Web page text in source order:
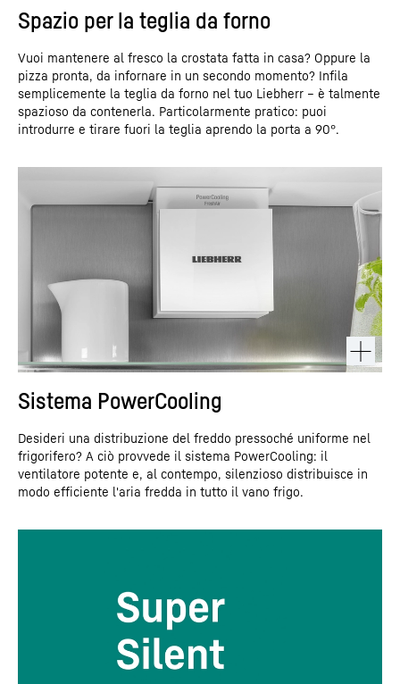
Spazio per la teglia da forno
Vuoi mantenere al fresco la crostata fatta in casa? Oppure la
pizza pronta, da infornare in un secondo momento? Infila
semplicemente la teglia da forno nel tuo Liebherr – è talmente
spazioso da contenerla. Particolarmente pratico: puoi
introdurre e tirare fuori la teglia aprendo la porta a 90°.
Sistema PowerCooling
Desideri una distribuzione del freddo pressoché uniforme nel
frigorifero? A ciò provvede il sistema PowerCooling: il
ventilatore potente e, al contempo, silenzioso distribuisce in
modo efficiente l'aria fredda in tutto il vano frigo.